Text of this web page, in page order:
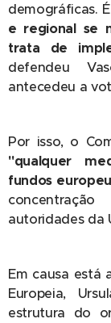
demográficas.
e regional se
trata de
defendeu
antecedeu a
Por isso, o
"qualquer
fundos
autoridades da
Em causa está
Europeia,
estrutura do